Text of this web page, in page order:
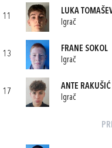
11
LUKA
Igrač
13
FRANE SOKOL
Igrač
17
ANTE RAKUŠIĆ
Igrač